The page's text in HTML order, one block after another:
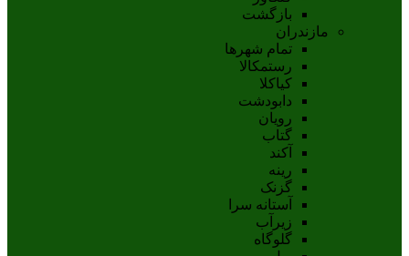
بازگشت
مازندران
تمام شهر‌ها
رستمکالا
کیاکلا
دابودشت
رویان
گتاب
آکند
رینه
گزنک
آستانه سرا
زیرآب
گلوگاه